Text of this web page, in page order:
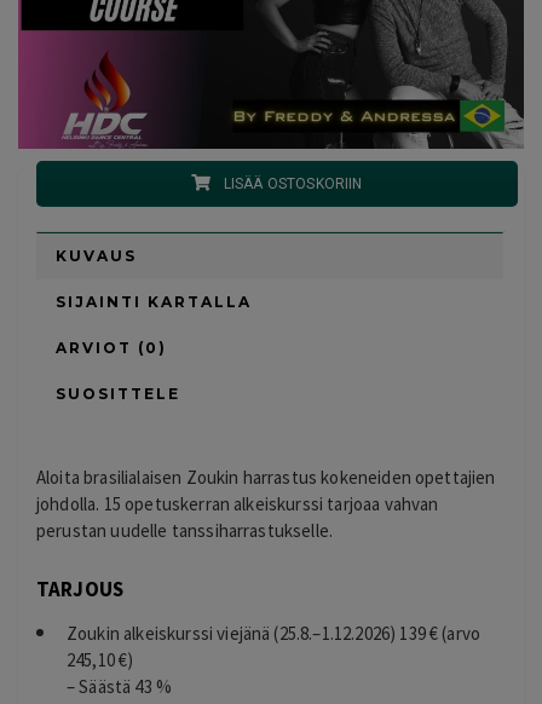
LISÄÄ OSTOSKORIIN
KUVAUS
SIJAINTI KARTALLA
ARVIOT (0)
SUOSITTELE
Aloita brasilialaisen Zoukin harrastus kokeneiden opettajien
johdolla. 15 opetuskerran alkeiskurssi tarjoaa vahvan
perustan uudelle tanssiharrastukselle.
TARJOUS
Zoukin alkeiskurssi viejänä (25.8.–1.12.2026) 139 € (arvo
245,10 €)
– Säästä 43 %